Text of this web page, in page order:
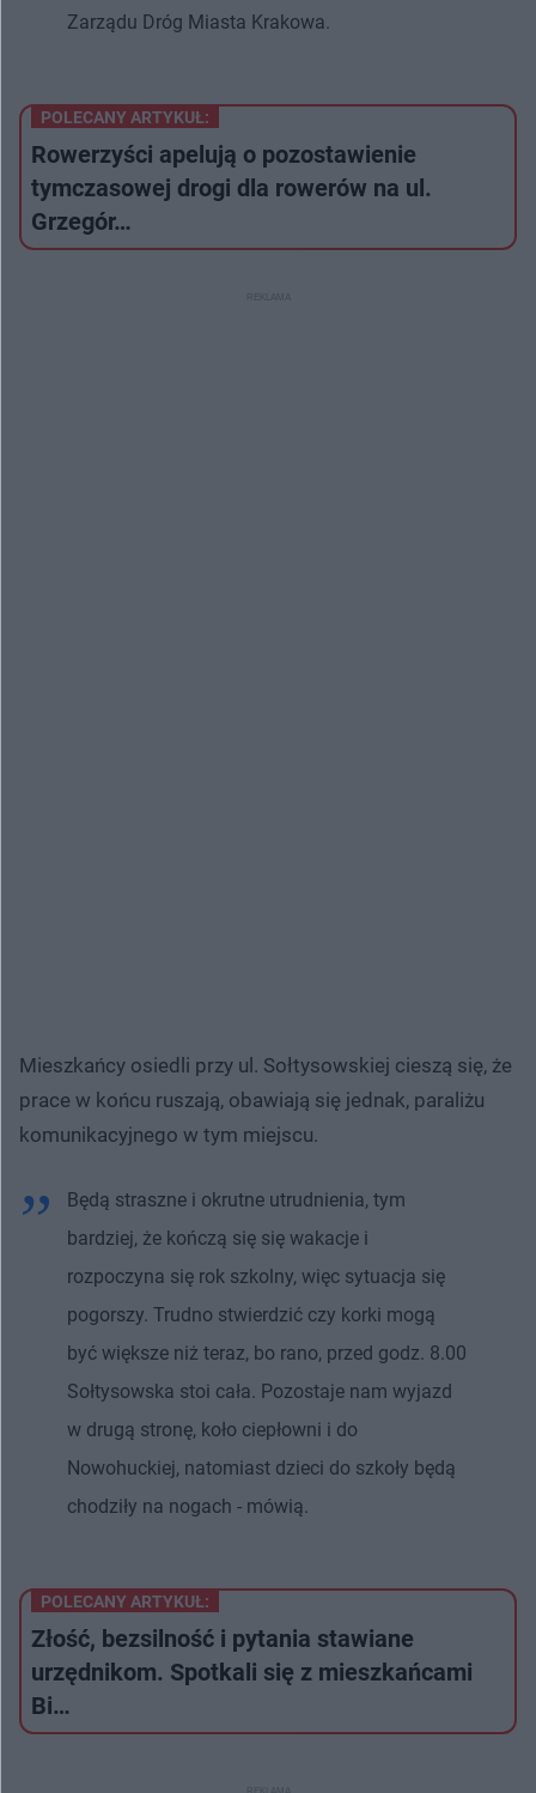
Zarządu Dróg Miasta Krakowa.
POLECANY ARTYKUŁ:
Rowerzyści apelują o pozostawienie
tymczasowej drogi dla rowerów na ul.
Grzegór…
Mieszkańcy osiedli przy ul. Sołtysowskiej cieszą się, że
prace w końcu ruszają, obawiają się jednak, paraliżu
komunikacyjnego w tym miejscu.
Będą straszne i okrutne utrudnienia, tym
bardziej, że kończą się się wakacje i
rozpoczyna się rok szkolny, więc sytuacja się
pogorszy. Trudno stwierdzić czy korki mogą
być większe niż teraz, bo rano, przed godz. 8.00
Sołtysowska stoi cała. Pozostaje nam wyjazd
w drugą stronę, koło ciepłowni i do
Nowohuckiej, natomiast dzieci do szkoły będą
chodziły na nogach - mówią.
POLECANY ARTYKUŁ:
Złość, bezsilność i pytania stawiane
urzędnikom. Spotkali się z mieszkańcami
Bi…